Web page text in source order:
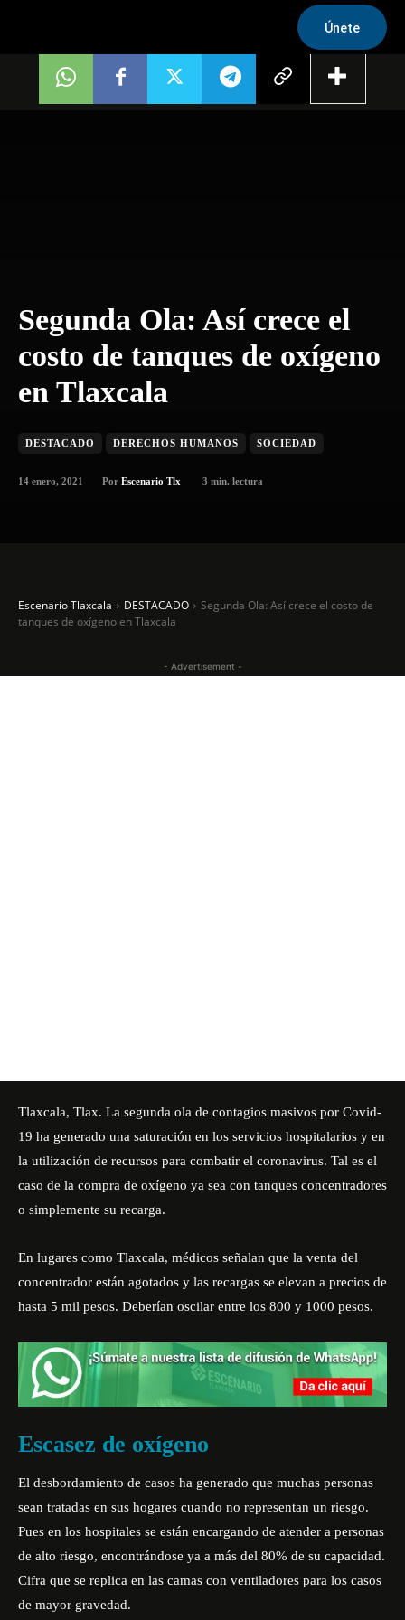
Únete
Segunda Ola: Así crece el
costo de tanques de oxígeno
en Tlaxcala
DESTACADO DERECHOS HUMANOS SOCIEDAD
14 enero, 2021 Por Escenario Tlx 3 min. lectura
Escenario Tlaxcala DESTACADO
Segunda Ola: Así crece el costo de
tanques de oxígeno en Tlaxcala
- Advertisement -
Tlaxcala, Tlax. La segunda ola de contagios masivos por Covid-
19 ha generado una saturación en los servicios hospitalarios y en
la utilización de recursos para combatir el coronavirus. Tal es el
caso de la compra de oxígeno ya sea con tanques concentradores
o simplemente su recarga.
En lugares como Tlaxcala, médicos señalan que la venta del
concentrador están agotados y las recargas se elevan a precios de
hasta 5 mil pesos. Deberían oscilar entre los 800 y 1000 pesos.
Escasez de oxígeno
El desbordamiento de casos ha generado que muchas personas
sean tratadas en sus hogares cuando no representan un riesgo.
Pues en los hospitales se están encargando de atender a personas
de alto riesgo, encontrándose ya a más del 80% de su capacidad.
Cifra que se replica en las camas con ventiladores para los casos
de mayor gravedad.